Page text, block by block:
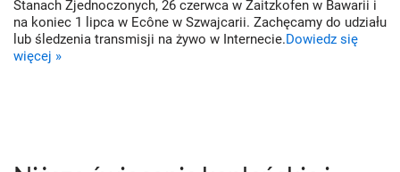
Stanach Zjednoczonych, 26 czerwca w Zaitzkofen w Bawarii i
na koniec 1 lipca w Ecône w Szwajcarii. Zachęcamy do udziału
lub śledzenia transmisji na żywo w Internecie.Dowiedz się
więcej »